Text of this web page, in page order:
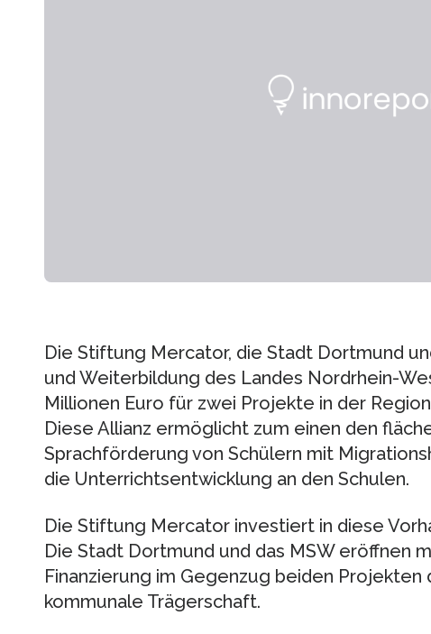
Die Stiftung Mercator, die Stadt Dortmund
und Weiterbildung des Landes Nordrhein-
Millionen Euro für zwei Projekte in der
Diese Allianz ermöglicht zum einen den
Sprachförderung von Schülern mit
die Unterrichtsentwicklung an den Schulen.
Die Stiftung Mercator investiert in diese
Die Stadt Dortmund und das MSW eröffnen
Finanzierung im Gegenzug beiden Projekten
kommunale Trägerschaft.